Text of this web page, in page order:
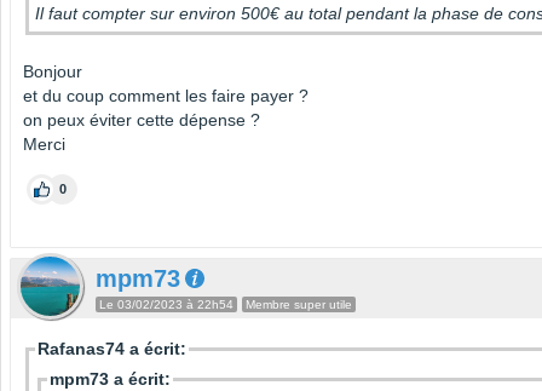
Il faut compter sur environ 500€ au total pendant la phase de
Bonjour
et du coup comment les faire payer ?
on peux éviter cette dépense ?
Merci
0
mpm73
Le 03/02/2023 à 22h54 Membre super utile
Rafanas74 a écrit:
mpm73 a écrit: